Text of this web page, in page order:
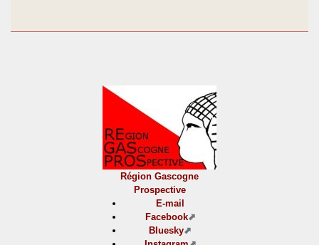
Région Gascogne
Prospective
E-mail
Facebook
Bluesky